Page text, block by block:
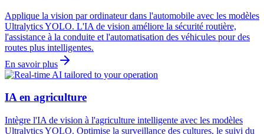
Applique la vision par ordinateur dans l'automobile avec les modèles
Ultralytics YOLO. L'IA de vision améliore la sécurité routière,
l'assistance à la conduite et l'automatisation des véhicules pour des
routes plus intelligentes.
En savoir plus
IA en agriculture
Intègre l'IA de vision à l'agriculture intelligente avec les modèles
Ultralytics YOLO. Optimise la surveillance des cultures, le suivi du